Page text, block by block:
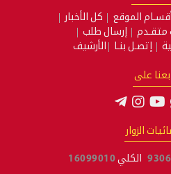
أقسـام الموقع
كل الأخبار
متقـدم
إرسال طلب
إتصـل بنـا الأرشيف
على
الزوار
9306 الكلي 16099010